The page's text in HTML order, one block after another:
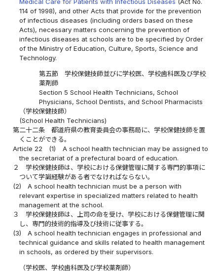
114 of 1998), and other Acts that provide for the prevention
of infectious diseases (including orders based on these
Acts), necessary matters concerning the prevention of
infectious diseases at schools are to be specified by Order
of the Ministry of Education, Culture, Sports, Science and
Technology.
第五節 学校保健技師並びに学校医、学校歯科医及び学校
薬剤師
Section 5 School Health Technicians, School
Physicians, School Dentists, and School Pharmacists
（学校保健技師）
(School Health Technicians)
第二十二条
都道府県の教育委員会の事務局に、学校保健技師を置
くことができる。
Article 22
(1)
A school health technician may be assigned to
the secretariat of a prefectural board of education.
２
学校保健技師は、学校における保健管理に関する専門的事項に
ついて学識経験がある者でなければならない。
(2)
A school health technician must be a person with
relevant expertise in specialized matters related to health
management at the school.
３
学校保健技師は、上司の命を受け、学校における保健管理に関
し、専門的技術的指導及び技術に従事する。
(3)
A school health technician engages in professional and
technical guidance and skills related to health management
in schools, as ordered by their supervisors.
（学校医、学校歯科医及び学校薬剤師）